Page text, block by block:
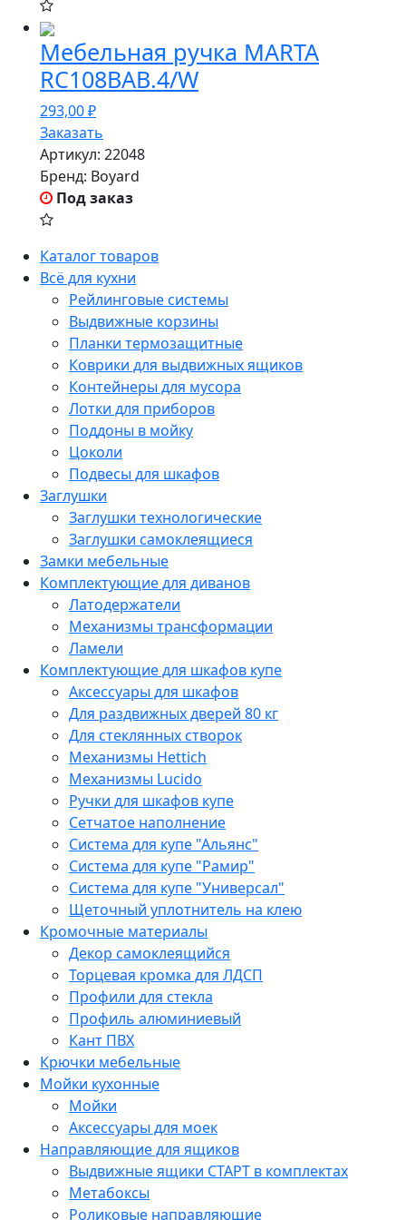
Каталог товаров
Всё для кухни
Рейлинговые системы
Выдвижные корзины
Планки термозащитные
Коврики для выдвижных ящиков
Контейнеры для мусора
Лотки для приборов
Поддоны в мойку
Цоколи
Подвесы для шкафов
Заглушки
Заглушки технологические
Заглушки самоклеящиеся
Замки мебельные
Комплектующие для диванов
Латодержатели
Механизмы трансформации
Ламели
Комплектующие для шкафов купе
Аксессуары для шкафов
Для раздвижных дверей 80 кг
Для стеклянных створок
Механизмы Hettich
Механизмы Lucido
Ручки для шкафов купе
Сетчатое наполнение
Система для купе "Альянс"
Система для купе "Рамир"
Система для купе "Универсал"
Щеточный уплотнитель на клею
Кромочные материалы
Декор самоклеящийся
Торцевая кромка для ЛДСП
Профили для стекла
Профиль алюминиевый
Кант ПВХ
Крючки мебельные
Мойки кухонные
Мойки
Аксессуары для моек
Направляющие для ящиков
Выдвижные ящики СТАРТ в комплектах
Метабоксы
Роликовые направляющие
Мебельная ручка MARTA
RC108BAB.4/W
293,00₽
Заказать
Артикул: 22048
Бренд: Boyard
Под заказ